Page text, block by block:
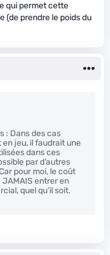
qui permet cette
(de prendre le poids du
: Dans des cas
jeu, il faudrait une
dans ces
par d’autres
pour moi, le coût
JAMAIS entrer en
quel qu’il soit.